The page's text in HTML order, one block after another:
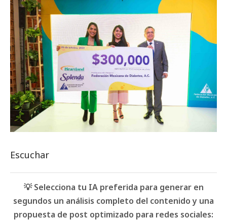
Escuchar
💡 Selecciona tu IA preferida para generar en
segundos un análisis completo del contenido y una
propuesta de post optimizado para redes sociales: